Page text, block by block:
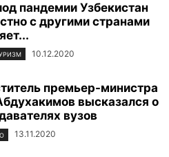
пандемии Узбекистан
с другими странами
10.12.2020
премьер-министра
высказался о
вузов
13.11.2020